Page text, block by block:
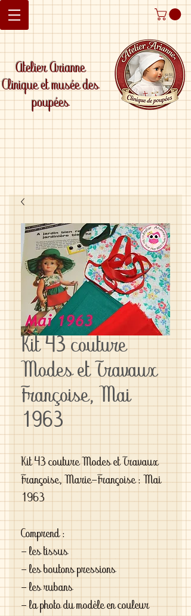
Atelier Arianne
Clinique et musée des
poupées
Kit 43 couture
Modes et Travaux
Françoise, Mai
1963
Kit 43 couture Modes et Travaux
Françoise, Marie-Françoise : Mai
1963
Comprend :
- les tissus
- les boutons pressions
- les rubans
- la photo du modèle en couleur